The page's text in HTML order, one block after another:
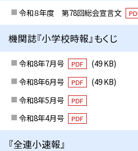
令和８年度 第78回総会宣言文
機関誌『小学校時報』もくじ
令和8年7月号 PDF
(49 KB)
令和8年6月号
PDF
(49 KB)
令和8年5月号
PDF
令和8年4月号 PDF
『全連小速報』